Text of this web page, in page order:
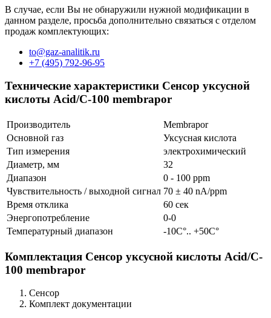
В случае, если Вы не обнаружили нужной модификации в
данном разделе, просьба дополнительно связаться с отделом
продаж комплектующих:
to@gaz-analitik.ru
+7 (495) 792-96-95
Технические характеристики Сенсор уксусной
кислоты Acid/C-100 membrapor
Производитель
Membrapor
Основной газ
Уксусная кислота
Тип измерения
электрохимический
Диаметр, мм
32
Диапазон
0 - 100 ppm
Чувствительность / выходной сигнал 70 ± 40 nA/ppm
Время отклика
60 сек
Энергопотребление
0-0
Температурный диапазон
-10C°.. +50C°
Комплектация Сенсор уксусной кислоты Acid/C-
100 membrapor
Сенсор
Комплект документации